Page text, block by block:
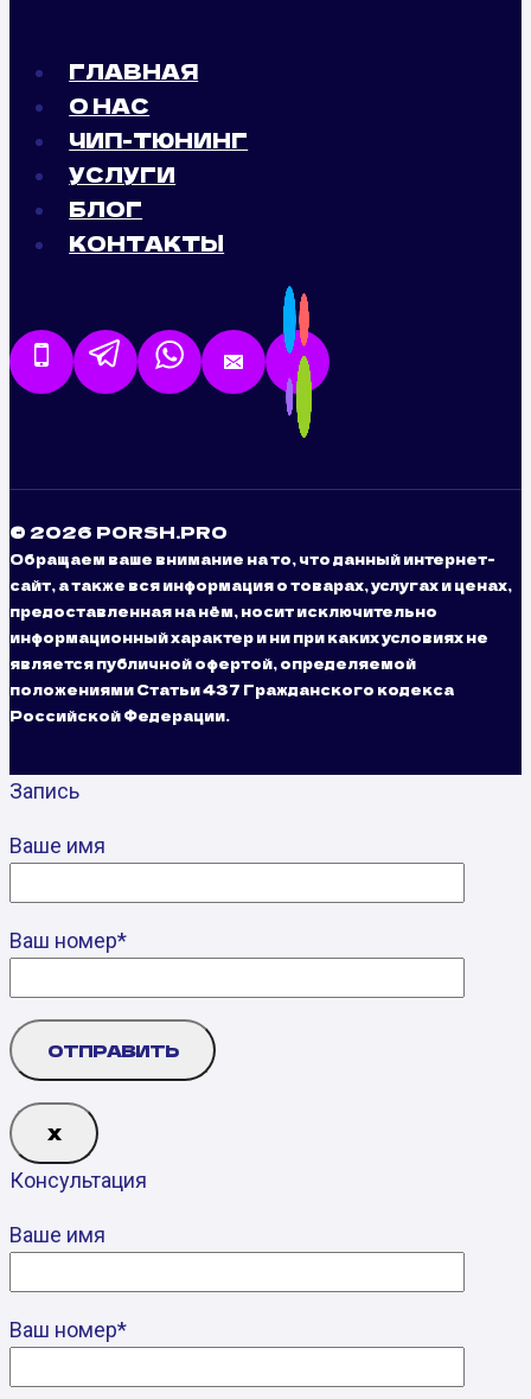
ГЛАВНАЯ
О НАС
ЧИП-ТЮНИНГ
УСЛУГИ
БЛОГ
КОНТАКТЫ
© 2026 PORSH.PRO
Обращаем ваше внимание на то, что данный интернет-
сайт, а также вся информация о товарах, услугах и ценах,
предоставленная на нём, носит исключительно
информационный характер и ни при каких условиях не
является публичной офертой, определяемой
положениями Статьи 437 Гражданского кодекса
Российской Федерации.
Запись
Ваше имя
Ваш номер*
Х
Консультация
Ваше имя
Ваш номер*